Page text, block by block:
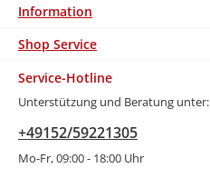
Information
Shop Service
Service-Hotline
Unterstützung und Beratung unter:
+49152/59221305
Mo-Fr, 09:00 - 18:00 Uhr